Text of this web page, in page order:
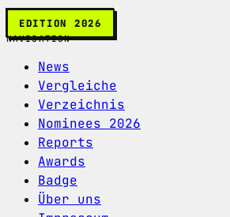
EDITION 2026
NAVIGATION
News
Vergleiche
Verzeichnis
Nominees 2026
Reports
Awards
Badge
Über uns